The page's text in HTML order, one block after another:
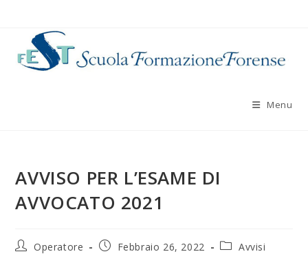
contenuto
Menu
AVVISO PER L’ESAME DI
AVVOCATO 2021
AutoreOperatore
ArticoloFebbraio 26, 2022
Categoria
Avvisi